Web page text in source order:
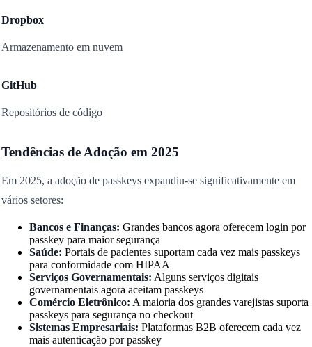
Dropbox
Armazenamento em nuvem
GitHub
Repositórios de código
Tendências de Adoção em 2025
Em 2025, a adoção de passkeys expandiu-se significativamente em
vários setores:
Bancos e Finanças: Grandes bancos agora oferecem login por
passkey para maior segurança
Saúde: Portais de pacientes suportam cada vez mais passkeys
para conformidade com HIPAA
Serviços Governamentais: Alguns serviços digitais
governamentais agora aceitam passkeys
Comércio Eletrônico: A maioria dos grandes varejistas suporta
passkeys para segurança no checkout
Sistemas Empresariais: Plataformas B2B oferecem cada vez
mais autenticação por passkey